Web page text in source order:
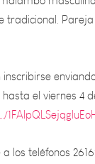
enviando
viernes 4 de